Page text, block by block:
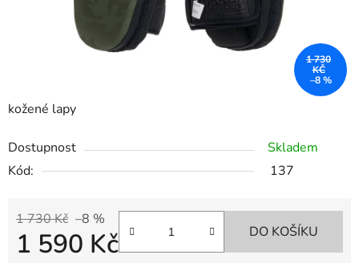
kožené lapy
Dostupnost
Skladem
Kód:
137
1 730 Kč –8 %
1 590 Kč DO KOŠÍKU
1 730
KČ
–8 %